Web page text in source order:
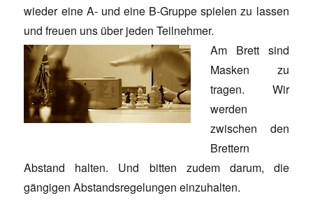
wieder eine A- und eine B-Gruppe spielen zu lassen
und freuen uns über jeden Teilnehmer.
Am Brett sind
Masken zu
tragen. Wir
werden
zwischen den
Brettern
Abstand halten. Und bitten zudem darum, die
gängigen Abstandsregelungen einzuhalten.